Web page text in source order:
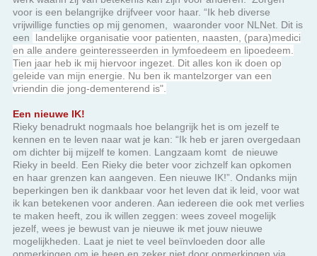
een landelijke organisatie voor patienten, naasten, (para)medici
en alle andere geinteresseerden in lymfoedeem en lipoedeem.
Tien jaar heb ik mij hiervoor ingezet. Dit alles kon ik doen op
geleide van mijn energie. Nu ben ik mantelzorger van een
vriendin die jong-dementerend is".
Een nieuwe IK!
Rieky benadrukt nogmaals hoe belangrijk het is om jezelf te
kennen en te leven naar wat je kan: “Ik heb er jaren overgedaan
om dichter bij mijzelf te komen. Langzaam komt de nieuwe
Rieky in beeld. Een Rieky die beter voor zichzelf kan opkomen
en haar grenzen kan aangeven. Een nieuwe IK!”. Ondanks mijn
beperkingen ben ik dankbaar voor het leven dat ik leid, voor wat
ik kan betekenen voor anderen. Aan iedereen die ook met verlies
te maken heeft, zou ik willen zeggen: wees zoveel mogelijk
jezelf, wees je bewust van je nieuwe ik met jouw nieuwe
mogelijkheden. Laat je niet te veel beïnvloeden door alle
opmerkingen om je heen en zeker niet door opmerkingen via